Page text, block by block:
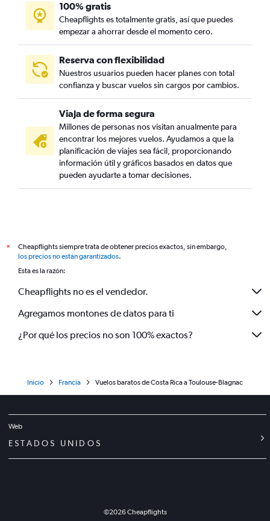
100% gratis
Cheapflights es totalmente gratis, así que puedes
empezar a ahorrar desde el momento cero.
Reserva con flexibilidad
Nuestros usuarios pueden hacer planes con total
confianza y buscar vuelos sin cargos por cambios.
Viaja de forma segura
Millones de personas nos visitan anualmente para
encontrar los mejores vuelos. Ayudamos a que la
planificación de viajes sea fácil, proporcionando
información útil y gráficos basados en datos que
pueden ayudarte a tomar decisiones.
*
Cheapflights siempre trata de obtener precios exactos, sin embargo,
los precios no están garantizados.
Esta es la razón:
Cheapflights no es el vendedor.
Agregamos montones de datos para ti
¿Por qué los precios no son 100% exactos?
Inicio Francia Vuelos baratos de Costa Rica a Toulouse-Blagnac
Web
ESTADOS UNIDOS
©2026Cheapflights